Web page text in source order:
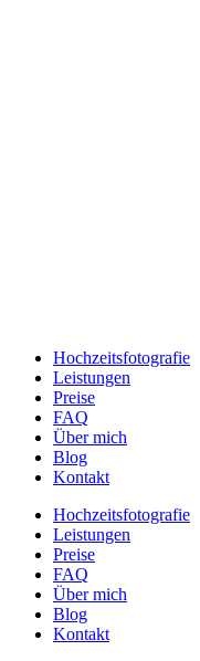
Hochzeitsfotografie
Leistungen
Preise
FAQ
Über mich
Blog
Kontakt
Hochzeitsfotografie
Leistungen
Preise
FAQ
Über mich
Blog
Kontakt